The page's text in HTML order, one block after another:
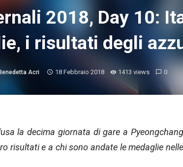
2018, Day 10:
i risultati degli
Benedetta Acri 18 Febbraio 2018 1413 views 0
la decima giornata di gare a Pyeongchang
risultati e a chi sono andate le medaglie nelle